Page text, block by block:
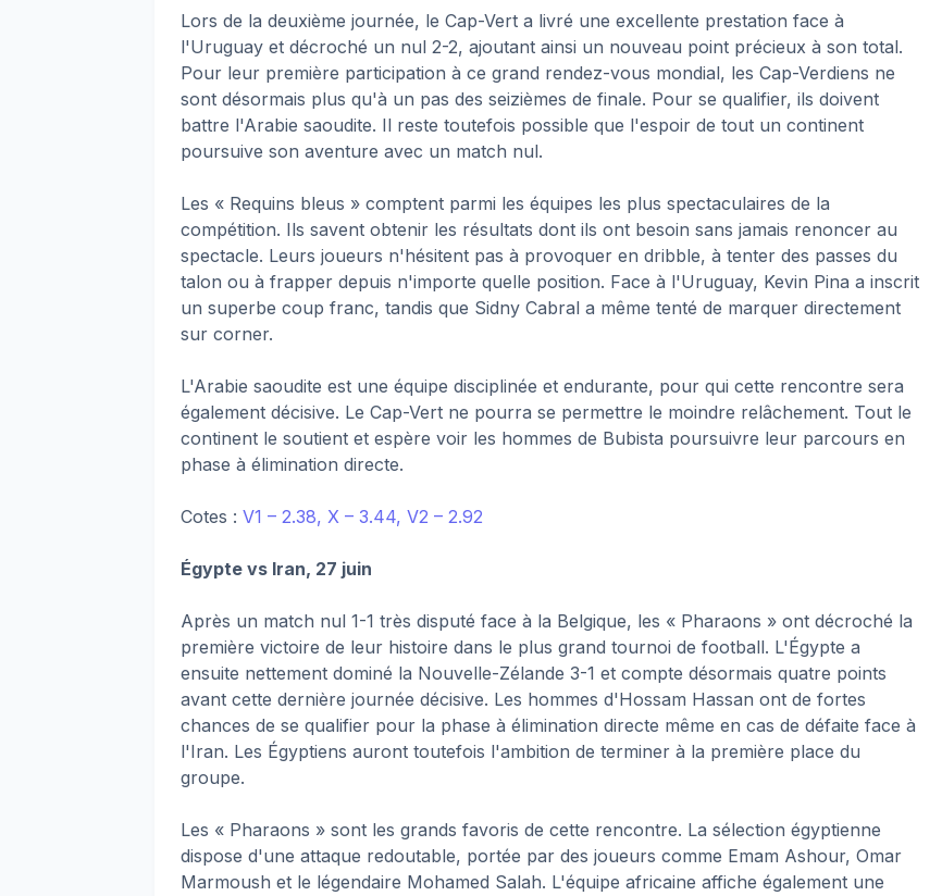
Lors de la deuxième journée, le Cap-Vert a livré une excellente prestation face à
l'Uruguay et décroché un nul 2-2, ajoutant ainsi un nouveau point précieux à son total.
Pour leur première participation à ce grand rendez-vous mondial, les Cap-Verdiens ne
sont désormais plus qu'à un pas des seizièmes de finale. Pour se qualifier, ils doivent
battre l'Arabie saoudite. Il reste toutefois possible que l'espoir de tout un continent
poursuive son aventure avec un match nul.
Les « Requins bleus » comptent parmi les équipes les plus spectaculaires de la
compétition. Ils savent obtenir les résultats dont ils ont besoin sans jamais renoncer au
spectacle. Leurs joueurs n'hésitent pas à provoquer en dribble, à tenter des passes du
talon ou à frapper depuis n'importe quelle position. Face à l'Uruguay, Kevin Pina a inscrit
un superbe coup franc, tandis que Sidny Cabral a même tenté de marquer directement
sur corner.
L'Arabie saoudite est une équipe disciplinée et endurante, pour qui cette rencontre sera
également décisive. Le Cap-Vert ne pourra se permettre le moindre relâchement. Tout le
continent le soutient et espère voir les hommes de Bubista poursuivre leur parcours en
phase à élimination directe.
Cotes : V1 – 2.38, X – 3.44, V2 – 2.92
Égypte vs Iran, 27 juin
Après un match nul 1-1 très disputé face à la Belgique, les « Pharaons » ont décroché la
première victoire de leur histoire dans le plus grand tournoi de football. L'Égypte a
ensuite nettement dominé la Nouvelle-Zélande 3-1 et compte désormais quatre points
avant cette dernière journée décisive. Les hommes d'Hossam Hassan ont de fortes
chances de se qualifier pour la phase à élimination directe même en cas de défaite face à
l'Iran. Les Égyptiens auront toutefois l'ambition de terminer à la première place du
groupe.
Les « Pharaons » sont les grands favoris de cette rencontre. La sélection égyptienne
dispose d'une attaque redoutable, portée par des joueurs comme Emam Ashour, Omar
Marmoush et le légendaire Mohamed Salah. L'équipe africaine affiche également une